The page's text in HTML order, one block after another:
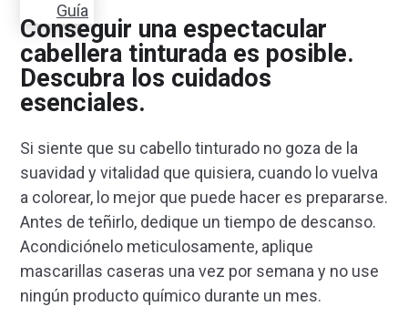
Guía
Conseguir una espectacular
cabellera tinturada es posible.
Descubra los cuidados
esenciales.
Si siente que su cabello tinturado no goza de la
suavidad y vitalidad que quisiera, cuando lo vuelva
a colorear, lo mejor que puede hacer es prepararse.
Antes de teñirlo, dedique un tiempo de descanso.
Acondiciónelo meticulosamente, aplique
mascarillas caseras una vez por semana y no use
ningún producto químico durante un mes.